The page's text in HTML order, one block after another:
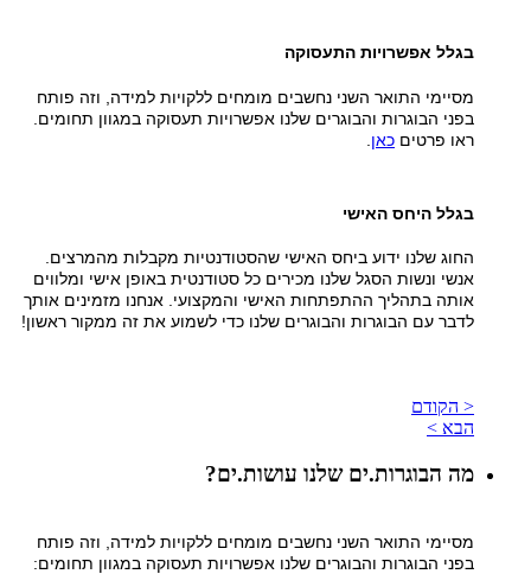
בגלל אפשרויות התעסוקה
מסיימי התואר השני נחשבים מומחים ללקויות למידה, וזה פותח
בפני הבוגרות והבוגרים שלנו אפשרויות תעסוקה במגוון תחומים.
ראו פרטים כאן
בגלל היחס האישי
החוג שלנו ידוע ביחס האישי שהסטודנטיות מקבלות מהמרצים.
אנשי ונשות הסגל שלנו מכירים כל סטודנטית באופן אישי ומלווים
אותה בתהליך ההתפתחות האישי והמקצועי. אנחנו מזמינים אותך
לדבר עם הבוגרות והבוגרים שלנו כדי לשמוע את זה ממקור ראשון!
< הקודם
הבא >
מה הבוגרות.ים שלנו עושות.ים?
מסיימי התואר השני נחשבים מומחים ללקויות למידה, וזה פותח
בפני הבוגרות והבוגרים שלנו אפשרויות תעסוקה במגוון תחומים: